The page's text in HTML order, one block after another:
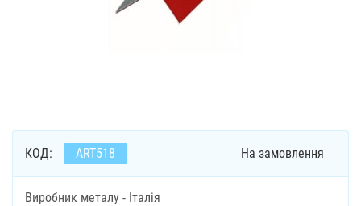
КОД: ART518 На замовлення
Виробник металу - Італія